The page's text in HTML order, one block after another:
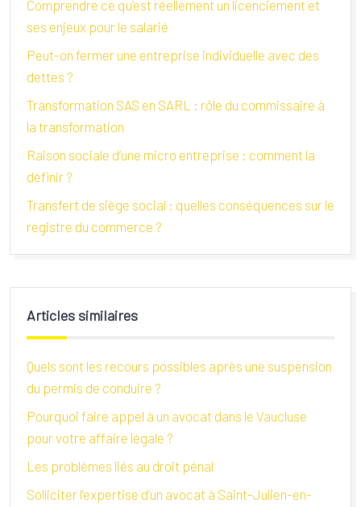
Comprendre ce qu’est réellement un licenciement et
ses enjeux pour le salarié
Peut-on fermer une entreprise individuelle avec des
dettes ?
Transformation SAS en SARL : rôle du commissaire à
la transformation
Raison sociale d’une micro entreprise : comment la
définir ?
Transfert de siège social : quelles conséquences sur le
registre du commerce ?
Articles similaires
Quels sont les recours possibles après une suspension
du permis de conduire ?
Pourquoi faire appel à un avocat dans le Vaucluse
pour votre affaire légale ?
Les problèmes liés au droit pénal
Solliciter l’expertise d’un avocat à Saint-Julien-en-